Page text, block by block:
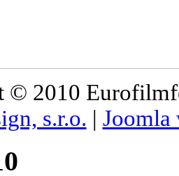
© 2010
s.r.o. | Joomla